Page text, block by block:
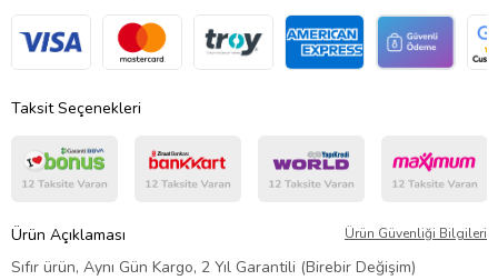
Taksit Seçenekleri
Ürün Açıklaması Ürün Güvenliği Bilgileri
Sıfır ürün, Aynı Gün Kargo, 2 Yıl Garantili (Birebir Değişim)